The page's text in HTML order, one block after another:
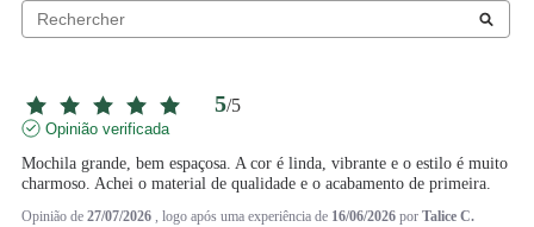
5/5
Opinião verificada
Mochila grande, bem espaçosa. A cor é linda, vibrante e o estilo é muito
charmoso. Achei o material de qualidade e o acabamento de primeira.
Opinião de 27/07/2026 , logo após uma experiência de 16/06/2026 por Talice C.